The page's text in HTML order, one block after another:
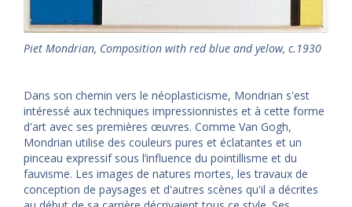
Piet Mondrian, Composition with red blue and yelow, c.1930
Dans son chemin vers le néoplasticisme, Mondrian s'est
intéressé aux techniques impressionnistes et à cette forme
d'art avec ses premières œuvres. Comme Van Gogh,
Mondrian utilise des couleurs pures et éclatantes et un
pinceau expressif sous l’influence du pointillisme et du
fauvisme. Les images de natures mortes, les travaux de
conception de paysages et d'autres scènes qu'il a décrites